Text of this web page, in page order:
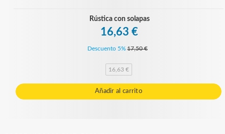
Rústica con solapas
16,63 €
Descuento 5% 17,50 €
16,63 €
Añadir al carrito